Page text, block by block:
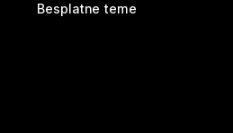
Besplatne teme